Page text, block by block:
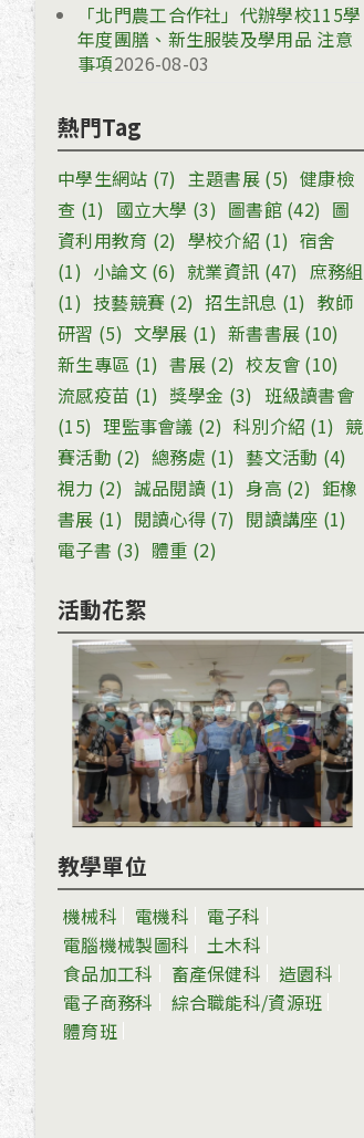
「北門農工合作社」代辦學校115學
年度團膳、新生服裝及學用品 注意
事項2026-08-03
熱門Tag
中學生網站 (7) 主題書展(5) 健康檢
查 (1) 國立大學 (3) 圖書館(42) 圖
資利用教育 (2) 學校介紹 (1) 宿舍
(1) 小論文(6) 就業資訊 (47) 庶務組
(1) 技藝競賽 (2) 招生訊息 (1) 教師
研習 (5) 文學展 (1) 新書書展 (10)
新生專區 (1) 書展 (2) 校友會 (10)
流感疫苗 (1) 獎學金 (3) 班級讀書會
(15) 理監事會議 (2) 科別介紹 (1) 競
賽活動 (2) 總務處 (1) 藝文活動 (4)
視力 (2) 誠品閱讀 (1) 身高 (2) 鉅橡
書展 (1) 閱讀心得 (7) 閱讀講座 (1)
電子書 (3) 體重 (2)
活動花絮
教學單位
機械科 電機科
電子科
電腦機械製圖科
土木科
食品加工科
畜產保健科
造園科
電子商務科
綜合職能科/資源班
體育班